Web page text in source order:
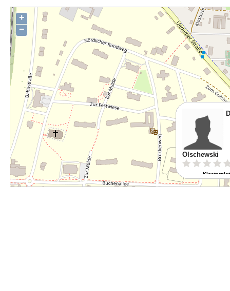
Olschewski
47551
+
−